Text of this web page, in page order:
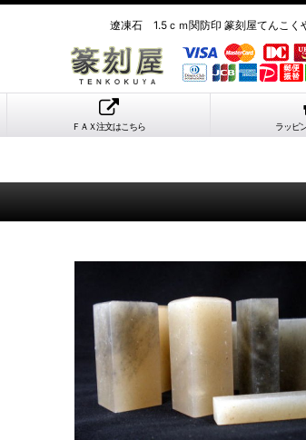
遼凍石 1.5ｃｍ関防印 篆刻屋てんこく
ＦＡＸ注文はこちら ラッピ